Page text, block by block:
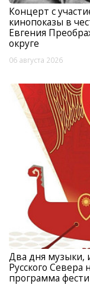
Концерт с
кинопоказы в
Евгения
округе
06 августа 2026
Два дня музыки,
Русского Севера
программа